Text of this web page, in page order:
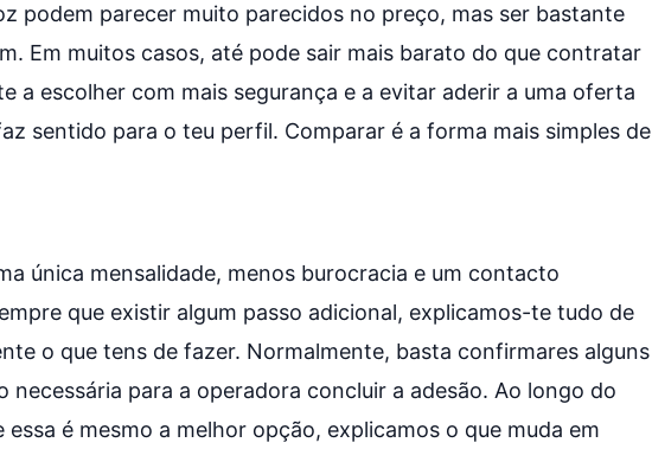
podem parecer muito parecidos no preço, mas ser bastante
Em muitos casos, até pode sair mais barato do que contratar
a escolher com mais segurança e a evitar aderir a uma oferta
sentido para o teu perfil. Comparar é a forma mais simples de
única mensalidade, menos burocracia e um contacto
que existir algum passo adicional, explicamos-te tudo de
o que tens de fazer. Normalmente, basta confirmares alguns
necessária para a operadora concluir a adesão. Ao longo do
é mesmo a melhor opção, explicamos o que muda em